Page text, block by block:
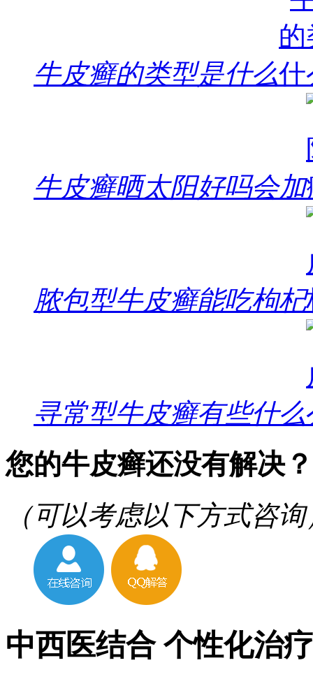
牛皮癣的类型是什么
牛皮癣晒太阳好吗会加
脓包型牛皮癣能吃枸杞
寻常型牛皮癣有些什么
您的牛皮癣还没有解决？
（可以考虑以下方式咨询
中西医结合 个性化治